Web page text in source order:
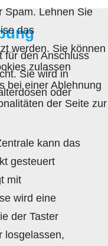
für den Anschluss
Sie wird in
oder
kann das
gesteuert
mit
wird eine
der Taster
losgelassen,
Spam. Lehnen Sie
das
werden. Sie können
zulassen
bei einer Ablehnung
der Seite zur